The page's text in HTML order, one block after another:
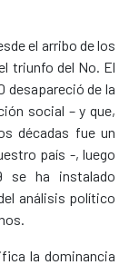
el arribo de los
triunfo del No. El
desapareció de la
social – y que,
décadas fue un
país -, luego
se ha instalado
análisis político
la dominancia